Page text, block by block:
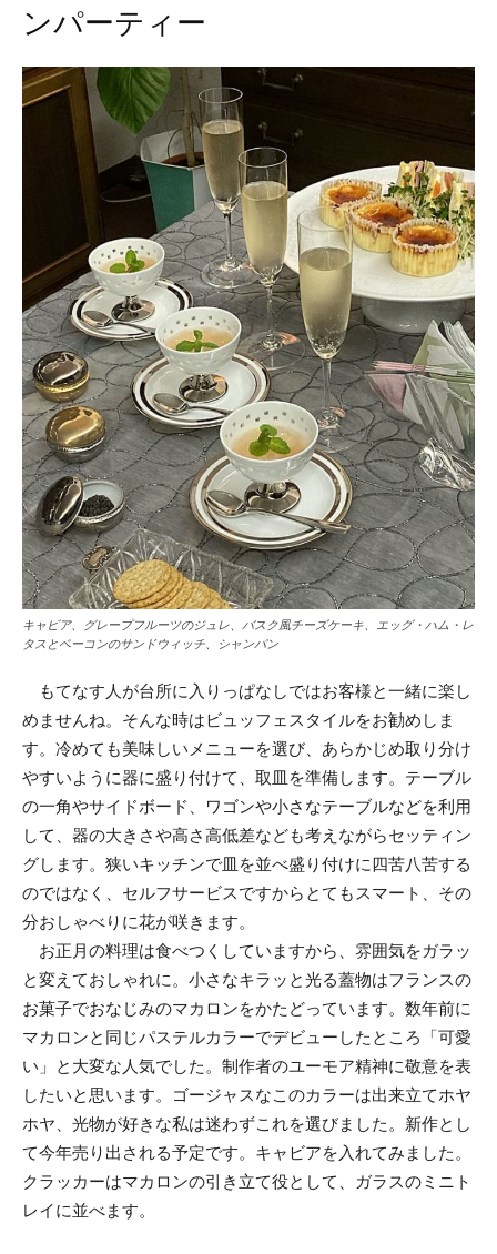
ンパーティー
キャビア、グレープフルーツのジュレ、バスク風チーズケーキ、エッグ・ハム・レ
タスとベーコンのサンドウィッチ、シャンパン
もてなす人が台所に入りっぱなしではお客様と一緒に楽し
めませんね。そんな時はビュッフェスタイルをお勧めしま
す。冷めても美味しいメニューを選び、あらかじめ取り分け
やすいように器に盛り付けて、取皿を準備します。テーブル
の一角やサイドボード、ワゴンや小さなテーブルなどを利用
して、器の大きさや高さ高低差なども考えながらセッティン
グします。狭いキッチンで皿を並べ盛り付けに四苦八苦する
のではなく、セルフサービスですからとてもスマート、その
分おしゃべりに花が咲きます。
お正月の料理は食べつくしていますから、雰囲気をガラッ
と変えておしゃれに。小さなキラッと光る蓋物はフランスの
お菓子でおなじみのマカロンをかたどっています。数年前に
マカロンと同じパステルカラーでデビューしたところ「可愛
い」と大変な人気でした。制作者のユーモア精神に敬意を表
したいと思います。ゴージャスなこのカラーは出来立てホヤ
ホヤ、光物が好きな私は迷わずこれを選びました。新作とし
て今年売り出される予定です。キャビアを入れてみました。
クラッカーはマカロンの引き立て役として、ガラスのミニト
レイに並べます。